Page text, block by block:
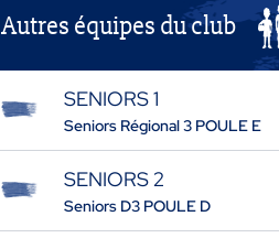
Autres équipes du club
SENIORS 1
Seniors Régional 3 POULE E
SENIORS 2
Seniors D3 POULE D